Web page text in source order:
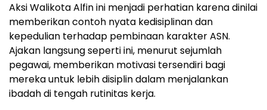
Aksi Walikota Alfin ini menjadi perhatian karena dinilai
memberikan contoh nyata kedisiplinan dan
kepedulian terhadap pembinaan karakter ASN.
Ajakan langsung seperti ini, menurut sejumlah
pegawai, memberikan motivasi tersendiri bagi
mereka untuk lebih disiplin dalam menjalankan
ibadah di tengah rutinitas kerja.